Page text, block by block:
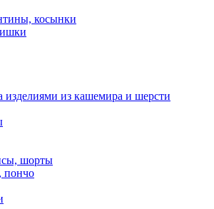
косынки
изделиями из кашемира и шерсти
шорты
пончо